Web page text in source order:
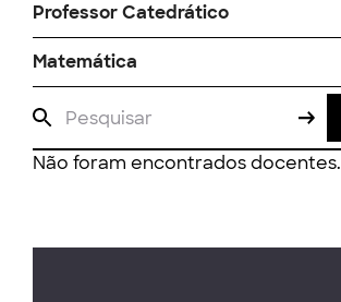
Professor Catedrático
Matemática
Não foram encontrados docentes.